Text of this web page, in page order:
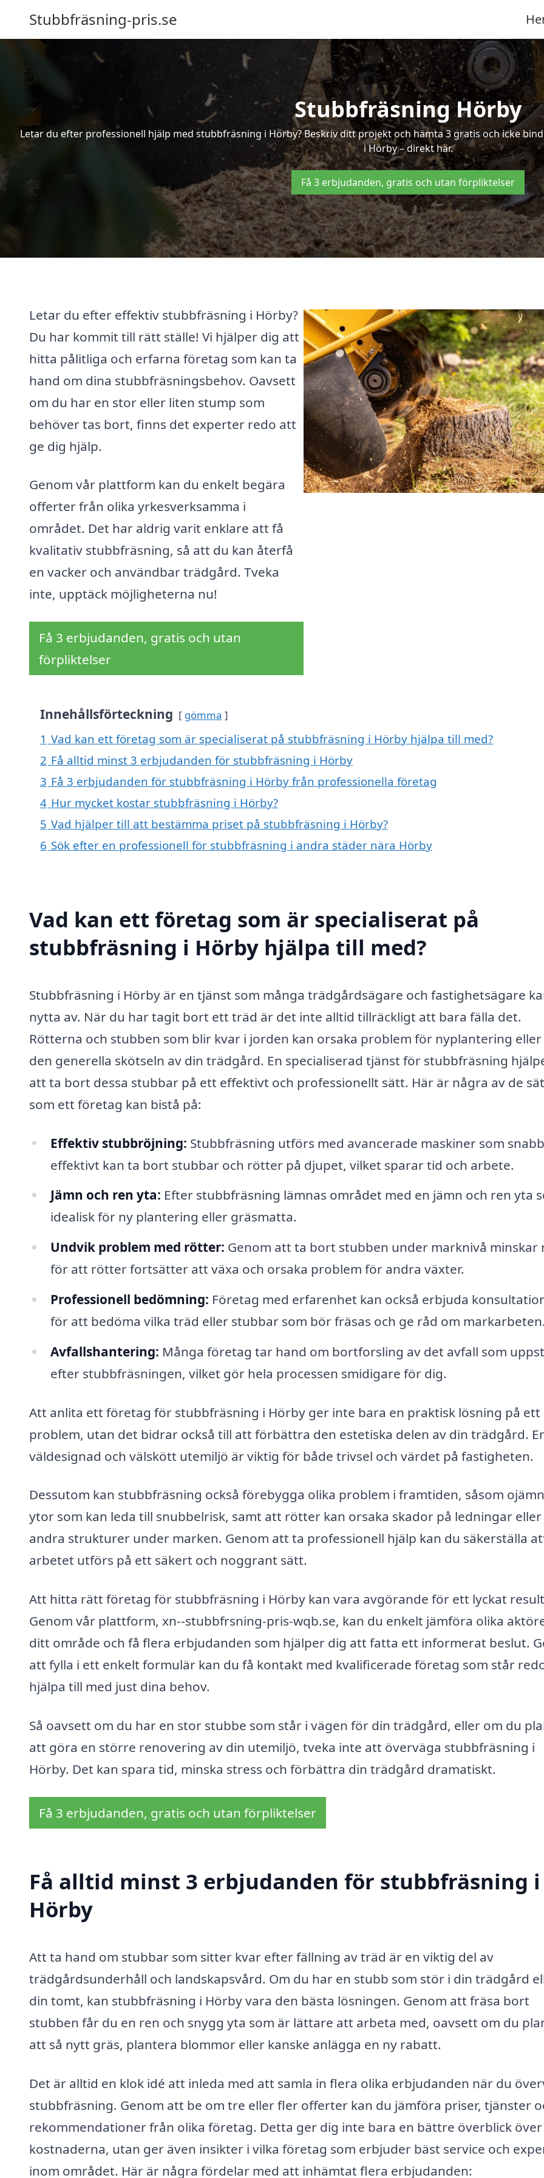
Stubbfräsning-pris.se
Stubbfräsning Hörby
Letar du efter professionell hjälp med stubbfräsning i Hörby? Beskriv ditt projekt och hämta 3 gratis och icke
i Hörby – direkt här.
Få 3 erbjudanden, gratis och utan förpliktelser
Letar du efter effektiv stubbfräsning i Hörby?
Du har kommit till rätt ställe! Vi hjälper dig att
hitta pålitliga och erfarna företag som kan ta
hand om dina stubbfräsningsbehov. Oavsett
om du har en stor eller liten stump som
behöver tas bort, finns det experter redo att
ge dig hjälp.
Genom vår plattform kan du enkelt begära
offerter från olika yrkesverksamma i
området. Det har aldrig varit enklare att få
kvalitativ stubbfräsning, så att du kan återfå
en vacker och användbar trädgård. Tveka
inte, upptäck möjligheterna nu!
Få 3 erbjudanden, gratis och utan
förpliktelser
Innehållsförteckning gömma
1 Vad kan ett företag som är specialiserat på stubbfräsning i Hörby hjälpa till med?
2 Få alltid minst 3 erbjudanden för stubbfräsning i Hörby
3 Få 3 erbjudanden för stubbfräsning i Hörby från professionella företag
4 Hur mycket kostar stubbfräsning i Hörby?
5 Vad hjälper till att bestämma priset på stubbfräsning i Hörby?
6 Sök efter en professionell för stubbfräsning i andra städer nära Hörby
Vad kan ett företag som är specialiserat på
stubbfräsning i Hörby hjälpa till med?
Stubbfräsning i Hörby är en tjänst som många trädgårdsägare och fastighetsägare
nytta av. När du har tagit bort ett träd är det inte alltid tillräckligt att bara fälla det.
Rötterna och stubben som blir kvar i jorden kan orsaka problem för nyplantering
den generella skötseln av din trädgård. En specialiserad tjänst för stubbfräsning
att ta bort dessa stubbar på ett effektivt och professionellt sätt. Här är några av de
som ett företag kan bistå på:
Effektiv stubbröjning: Stubbfräsning utförs med avancerade maskiner som
effektivt kan ta bort stubbar och rötter på djupet, vilket sparar tid och arbete.
Jämn och ren yta: Efter stubbfräsning lämnas området med en jämn och ren yta
idealisk för ny plantering eller gräsmatta.
Undvik problem med rötter: Genom att ta bort stubben under marknivå minskar
för att rötter fortsätter att växa och orsaka problem för andra växter.
Professionell bedömning: Företag med erfarenhet kan också erbjuda
för att bedöma vilka träd eller stubbar som bör fräsas och ge råd om markarbeten.
Avfallshantering: Många företag tar hand om bortforsling av det avfall som
efter stubbfräsningen, vilket gör hela processen smidigare för dig.
Att anlita ett företag för stubbfräsning i Hörby ger inte bara en praktisk lösning på ett
problem, utan det bidrar också till att förbättra den estetiska delen av din trädgård.
väldesignad och välskött utemiljö är viktig för både trivsel och värdet på fastigheten.
Dessutom kan stubbfräsning också förebygga olika problem i framtiden, såsom
ytor som kan leda till snubbelrisk, samt att rötter kan orsaka skador på ledningar eller
andra strukturer under marken. Genom att ta professionell hjälp kan du säkerställa
arbetet utförs på ett säkert och noggrant sätt.
Att hitta rätt företag för stubbfräsning i Hörby kan vara avgörande för ett lyckat
Genom vår plattform, xn--stubbfrsning-pris-wqb.se, kan du enkelt jämföra olika
ditt område och få flera erbjudanden som hjälper dig att fatta ett informerat beslut.
att fylla i ett enkelt formulär kan du få kontakt med kvalificerade företag som står
hjälpa till med just dina behov.
Så oavsett om du har en stor stubbe som står i vägen för din trädgård, eller om du
att göra en större renovering av din utemiljö, tveka inte att överväga stubbfräsning i
Hörby. Det kan spara tid, minska stress och förbättra din trädgård dramatiskt.
Få 3 erbjudanden, gratis och utan förpliktelser
Få alltid minst 3 erbjudanden för stubbfräsning i
Hörby
Att ta hand om stubbar som sitter kvar efter fällning av träd är en viktig del av
trädgårdsunderhåll och landskapsvård. Om du har en stubb som stör i din trädgård
din tomt, kan stubbfräsning i Hörby vara den bästa lösningen. Genom att fräsa bort
stubben får du en ren och snygg yta som är lättare att arbeta med, oavsett om du
att så nytt gräs, plantera blommor eller kanske anlägga en ny rabatt.
Det är alltid en klok idé att inleda med att samla in flera olika erbjudanden när du
stubbfräsning. Genom att be om tre eller fler offerter kan du jämföra priser, tjänster
rekommendationer från olika företag. Detta ger dig inte bara en bättre överblick över
kostnaderna, utan ger även insikter i vilka företag som erbjuder bäst service och
inom området. Här är några fördelar med att inhämtat flera erbjudanden: